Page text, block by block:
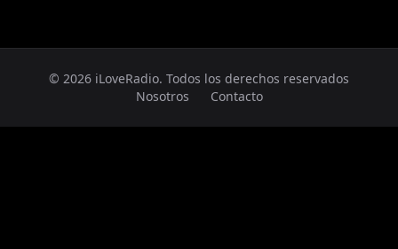
© 2026 iLoveRadio. Todos los derechos reservados
Nosotros
Contacto